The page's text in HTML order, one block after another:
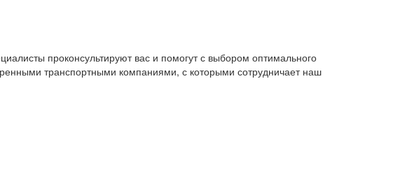
проконсультируют вас и помогут с выбором оптимального
транспортными компаниями, с которыми сотрудничает наш